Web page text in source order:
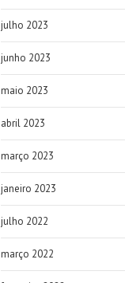
julho 2023
junho 2023
maio 2023
abril 2023
março 2023
janeiro 2023
julho 2022
março 2022